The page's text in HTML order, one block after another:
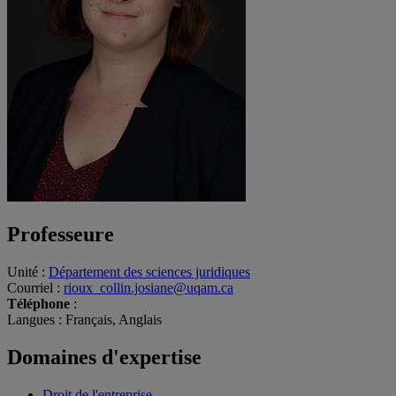
Professeure
Unité : Département des sciences juridiques
Courriel : rioux_collin.josiane@uqam.ca
Téléphone :
Langues : Français, Anglais
Domaines d'expertise